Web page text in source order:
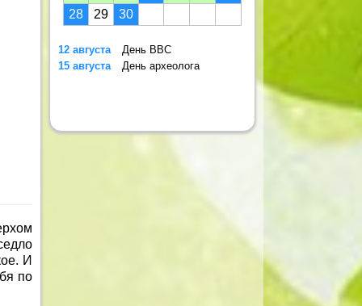
И
по
28
29 30
12 августа
День ВВС
15 августа
День археолога